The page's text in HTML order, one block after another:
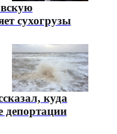
сухогрузы
куда
депортации